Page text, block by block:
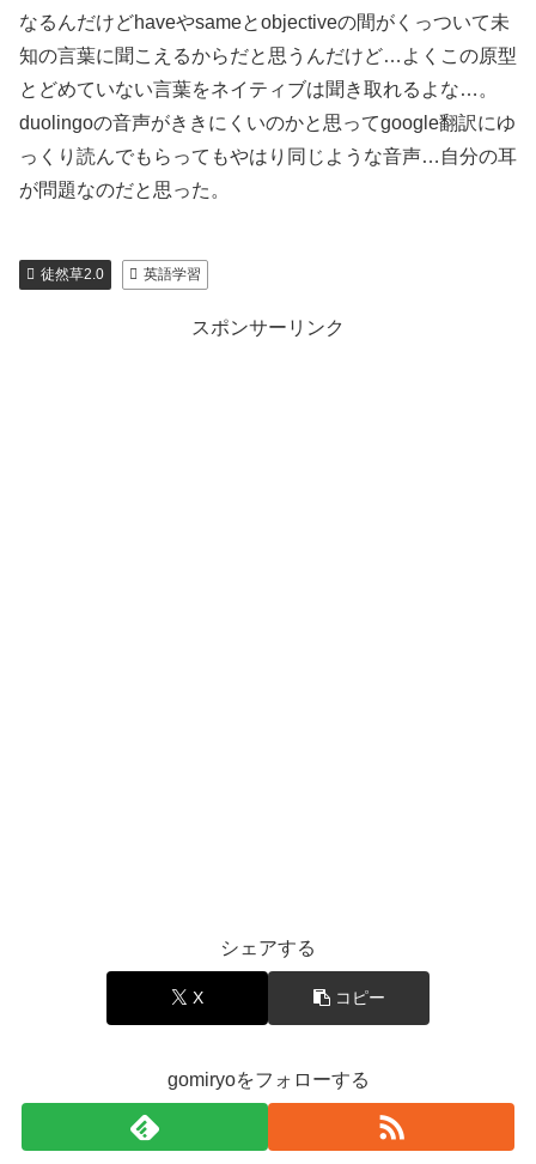
なるんだけどhaveやsameとobjectiveの間がくっついて未
知の言葉に聞こえるからだと思うんだけど…よくこの原型
とどめていない言葉をネイティブは聞き取れるよな…。
duolingoの音声がききにくいのかと思ってgoogle翻訳にゆ
っくり読んでもらってもやはり同じような音声…自分の耳
が問題なのだと思った。
徒然草2.0 英語学習
スポンサーリンク
シェアする
X コピー
gomiryoをフォローする